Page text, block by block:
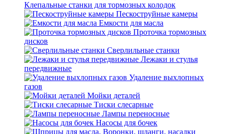
Клепальные станки для тормозных колодок
Пескоструйные камеры
Емкости для масла
Проточка тормозных
дисков
Сверлильные станки
Лежаки и стулья
передвижные
Удаление выхлопных
газов
Мойки деталей
Тиски слесарные
Лампы переносные
Насосы для бочек